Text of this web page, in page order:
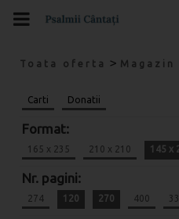
Toata oferta > Magazin
Carti Donatii
Format:
165 x 235 210 x 210 145 x
Nr. pagini:
274 120 270 400